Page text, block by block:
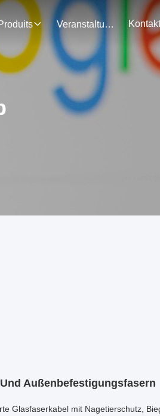
Produits Veranstaltungen
Außenbefestigungsfasern
Glasfaserkabel mit Nagetierschutz,